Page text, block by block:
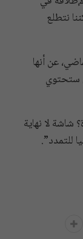
نتطلع
عن أنها
ستحتوي
لا نهاية
للتمدد”.